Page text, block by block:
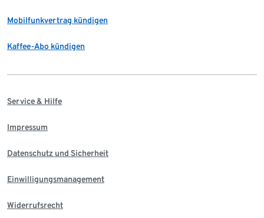
Mobilfunkvertrag kündigen
Kaffee-Abo kündigen
Service & Hilfe
Impressum
Datenschutz und Sicherheit
Einwilligungsmanagement
Widerrufsrecht